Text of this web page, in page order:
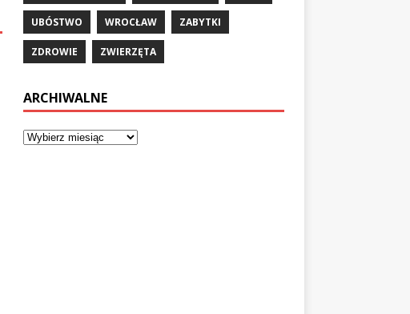
UBÓSTWO WROCŁAW ZABYTKI
ZDROWIE ZWIERZĘTA
ARCHIWALNE